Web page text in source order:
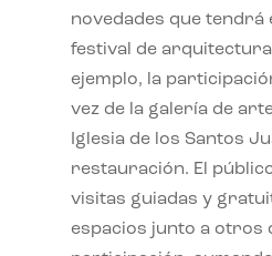
novedades que tendrá
festival de
ejemplo, la
vez de la galería de
Iglesia de los Santos
restauración. El
visitas guiadas y
espacios junto a otros